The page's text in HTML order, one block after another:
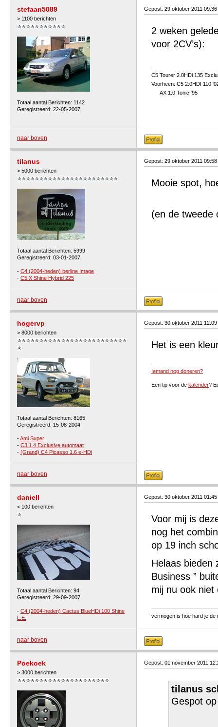
stefaan5089
> 1100 berichten
Totaal aantal Berichten: 1142
Geregistreerd: 22-05-2007
Gepost: 29 oktober 2011 09:36
2 weken
voor 2CV’s):
C5 Tourer 2.0HDi 135
Voorheen: C5 2.0HDI 110
AX 1.0 Tonic ‘95
naar boven
tilanus
> 5000 berichten
Totaal aantal Berichten: 5999
Geregistreerd: 03-01-2007
- C4 (2004-heden) berline Image
- C5 X Shine Hybrid 225
Gepost: 29 oktober 2011 09:58
Mooie spot,
(en de tweede
naar boven
hogervp
> 8000 berichten
Totaal aantal Berichten: 8165
Geregistreerd: 15-08-2004
-Ami Super
- C3 1.4 Exclusive automaat
- (Grand) C4 Picasso 1.6 e-HDi
Gepost: 30 oktober 2011 12:09
Het is een
Iemand nog doneren?
Een tip voor de kalender?
naar boven
daniell
< 100 berichten
Totaal aantal Berichten: 94
Geregistreerd: 29-09-2007
- C4 (2004-heden) Cactus BlueHDi 100 Shine
L.E.
Gepost: 30 oktober 2011 01:45
Voor mij is
nog het
op 19 inch
Helaas bieden
Business ”
mij nu ook
vermogen is hoe hard je de
naar boven
Poekoek
> 3000 berichten
Gepost: 01 november 2011
tilanus
Gespot